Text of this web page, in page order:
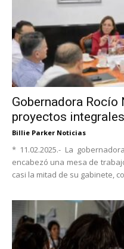
Gobernadora Rocío
proyectos
Billie Parker Noticias
* 11.02.2025.- La
encabezó una mesa de
casi la mitad de su gabinete,